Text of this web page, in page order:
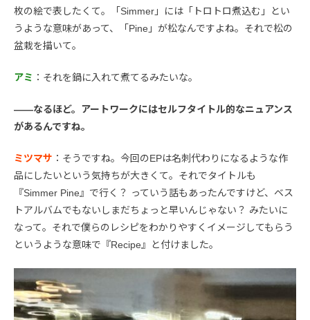
枚の絵で表したくて。「Simmer」には「トロトロ煮込む」とい
うような意味があって、「Pine」が松なんですよね。それで松の
盆栽を描いて。
アミ ：それを鍋に入れて煮てるみたいな。
――なるほど。アートワークにはセルフタイトル的なニュアンス
があるんですね。
ミツマサ ：そうですね。今回のEPは名刺代わりになるような作
品にしたいという気持ちが大きくて。それでタイトルも
『Simmer Pine』で行く？ っていう話もあったんですけど、ベス
トアルバムでもないしまだちょっと早いんじゃない？ みたいに
なって。それで僕らのレシピをわかりやすくイメージしてもらう
というような意味で『Recipe』と付けました。